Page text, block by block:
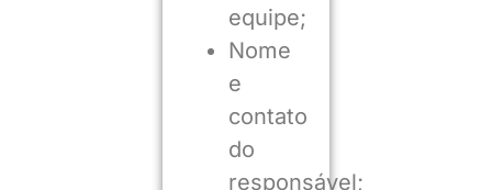
equipe;
Nome
e
contato
do
responsável;